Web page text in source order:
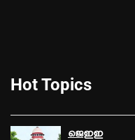
Hot Topics
ജെഇഇ